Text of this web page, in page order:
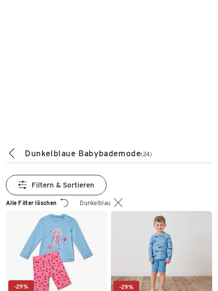
Dunkelblaue Babybademode(24)
Alle Filter löschen Dunkelblau
Filtern & Sortieren
-29% -29%